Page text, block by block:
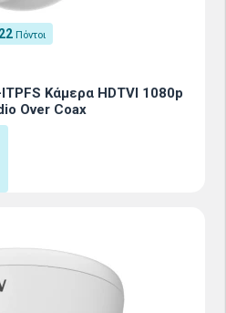
22 Πόντοι
Κάμερα HDTVI 1080p
Over Coax